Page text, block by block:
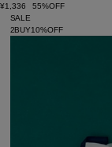
¥1,336
55%OFF
SALE
2BUY10%OFF